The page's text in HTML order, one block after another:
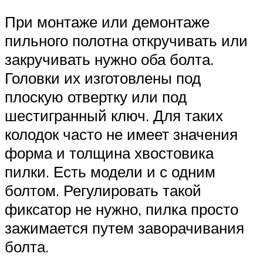
При монтаже или демонтаже
пильного полотна откручивать или
закручивать нужно оба болта.
Головки их изготовлены под
плоскую отвертку или под
шестигранный ключ. Для таких
колодок часто не имеет значения
форма и толщина хвостовика
пилки. Есть модели и с одним
болтом. Регулировать такой
фиксатор не нужно, пилка просто
зажимается путем заворачивания
болта.